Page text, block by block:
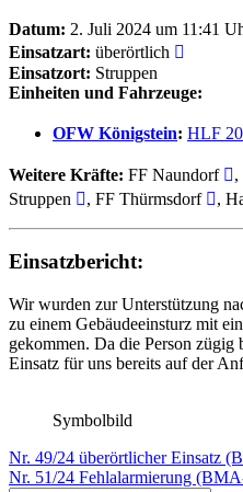
Datum: 2. Juli 2024 um 11:41
Einsatzart: überörtlich
Einsatzort: Struppen
Einheiten und Fahrzeuge:
OFW Königstein: HLF 20
Weitere Kräfte: FF Naundorf ,
Struppen
, FF Thürmsdorf ,
Einsatzbericht:
Wir wurden zur Unterstützung
zu einem Gebäudeeinsturz mit
gekommen. Da die Person
Einsatz für uns bereits auf der
Symbolbild
Vorheriger
Beitrag:
Nr. 49/24 überörtlicher Einsatz
Nächster
Nr. 51/24 Fehlalarmierung